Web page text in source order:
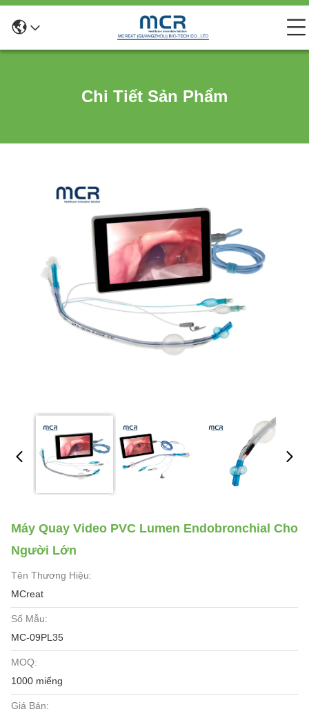
Chi Tiết Sản Phẩm
Máy Quay Video PVC Lumen Endobronchial Cho
Người Lớn
Tên Thương Hiệu:
MCreat
Số Mẫu:
MC-09PL35
MOQ:
1000 miếng
Giá Bán: